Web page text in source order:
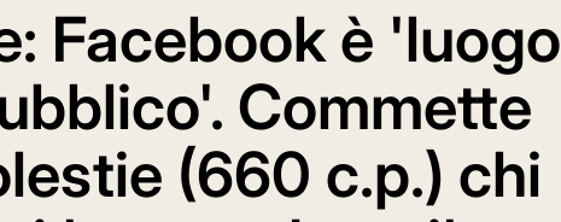
Facebook è 'luogo
Commette
(660 c.p.) chi